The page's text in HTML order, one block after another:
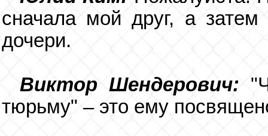
сначала мой друг, а
дочери.
Виктор Шендерович:
тюрьму" – это ему